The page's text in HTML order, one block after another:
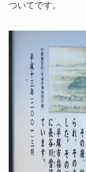
ついてです。